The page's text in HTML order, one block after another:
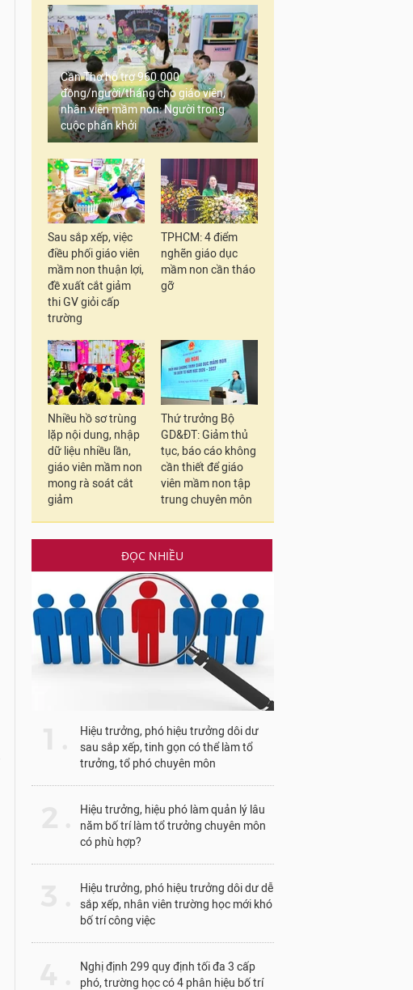
Cần Thơ hỗ trợ 960.000
đồng/người/tháng cho giáo viên,
nhân viên mầm non: Người trong
cuộc phấn khởi
Sau sắp xếp, việc
điều phối giáo viên
mầm non thuận lợi,
đề xuất cắt giảm
thi GV giỏi cấp
trường
TPHCM: 4 điểm
nghẽn giáo dục
mầm non cần tháo
gỡ
Nhiều hồ sơ trùng
lặp nội dung, nhập
dữ liệu nhiều lần,
giáo viên mầm non
mong rà soát cắt
giảm
Thứ trưởng Bộ
GD&ĐT: Giảm thủ
tục, báo cáo không
cần thiết để giáo
viên mầm non tập
trung chuyên môn
ĐỌC NHIỀU
Hiệu trưởng, phó hiệu trưởng dôi dư
sau sắp xếp, tinh gọn có thể làm tổ
trưởng, tổ phó chuyên môn
Hiệu trưởng, hiệu phó làm quản lý lâu
năm bố trí làm tổ trưởng chuyên môn
có phù hợp?
Hiệu trưởng, phó hiệu trưởng dôi dư dễ
sắp xếp, nhân viên trường học mới khó
bố trí công việc
Nghị định 299 quy định tối đa 3 cấp
phó, trường học có 4 phân hiệu bố trí